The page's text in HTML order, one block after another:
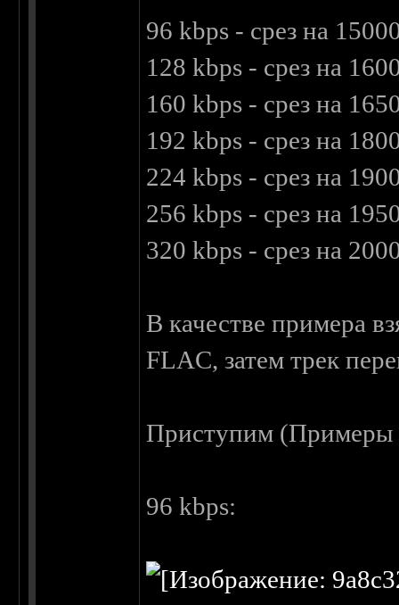
96 kbps - срез на
128 kbps - срез на
160 kbps - срез на
192 kbps - срез на
224 kbps - срез на
256 kbps - срез на
320 kbps - срез на
В качестве примера
FLAC, затем трек
Приступим (Примеры
96 kbps: